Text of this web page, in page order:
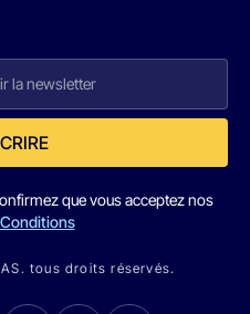
que vous acceptez nos
tous droits réservés.